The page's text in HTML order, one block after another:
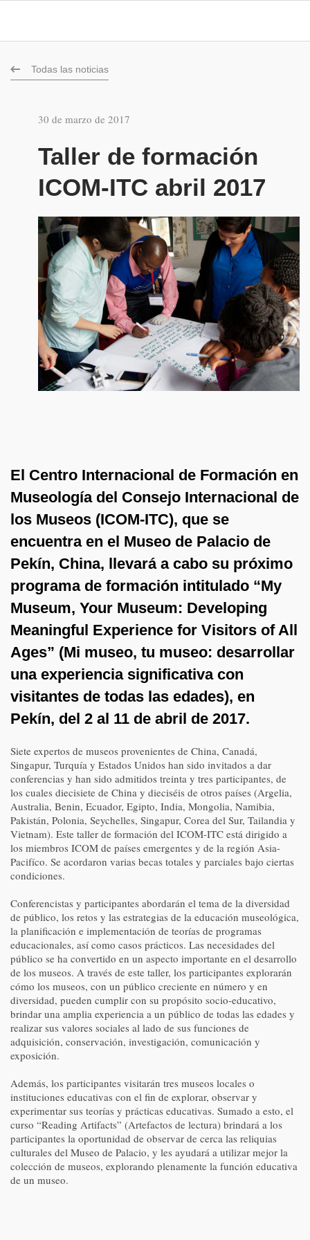
Todas las noticias
30 de marzo de 2017
Taller de formación
ICOM-ITC abril 2017
El Centro Internacional de Formación en
Museología del Consejo Internacional de
los Museos (ICOM-ITC), que se
encuentra en el Museo de Palacio de
Pekín, China, llevará a cabo su próximo
programa de formación intitulado “My
Museum, Your Museum: Developing
Meaningful Experience for Visitors of All
Ages” (Mi museo, tu museo: desarrollar
una experiencia significativa con
visitantes de todas las edades), en
Pekín, del 2 al 11 de abril de 2017.
Siete expertos de museos provenientes de China, Canadá,
Singapur, Turquía y Estados Unidos han sido invitados a dar
conferencias y han sido admitidos treinta y tres participantes, de
los cuales diecisiete de China y dieciséis de otros países (Argelia,
Australia, Benin, Ecuador, Egipto, India, Mongolia, Namibia,
Pakistán, Polonia, Seychelles, Singapur, Corea del Sur, Tailandia y
Vietnam). Este taller de formación del ICOM-ITC está dirigido a
los miembros ICOM de países emergentes y de la región Asia-
Pacifíco. Se acordaron varias becas totales y parciales bajo ciertas
condiciones.
Conferencistas y participantes abordarán el tema de la diversidad
de público, los retos y las estrategias de la educación museológica,
la planificación e implementación de teorías de programas
educacionales, así como casos prácticos. Las necesidades del
público se ha convertido en un aspecto importante en el desarrollo
de los museos. A través de este taller, los participantes explorarán
cómo los museos, con un público creciente en número y en
diversidad, pueden cumplir con su propósito socio-educativo,
brindar una amplia experiencia a un público de todas las edades y
realizar sus valores sociales al lado de sus funciones de
adquisición, conservación, investigación, comunicación y
exposición.
Además, los participantes visitarán tres museos locales o
instituciones educativas con el fin de explorar, observar y
experimentar sus teorías y prácticas educativas. Sumado a esto, el
curso “Reading Artifacts” (Artefactos de lectura) brindará a los
participantes la oportunidad de observar de cerca las reliquias
culturales del Museo de Palacio, y les ayudará a utilizar mejor la
colección de museos, explorando plenamente la función educativa
de un museo.